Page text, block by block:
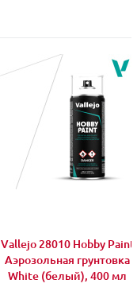
Vallejo 28010 Hobby Paint
Аэрозольная грунтовка
White (белый), 400 мл